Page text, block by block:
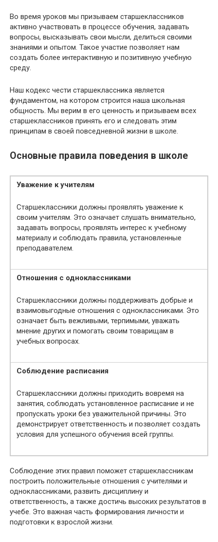
Во время уроков мы призываем старшеклассников
активно участвовать в процессе обучения, задавать
вопросы, высказывать свои мысли, делиться своими
знаниями и опытом. Такое участие позволяет нам
создать более интерактивную и позитивную учебную
среду.
Наш кодекс чести старшеклассника является
фундаментом, на котором строится наша школьная
общность. Мы верим в его ценность и призываем всех
старшеклассников принять его и следовать этим
принципам в своей повседневной жизни в школе.
Основные правила поведения в школе
Уважение к учителям
Старшеклассники должны проявлять уважение к
своим учителям. Это означает слушать внимательно,
задавать вопросы, проявлять интерес к учебному
материалу и соблюдать правила, установленные
преподавателем.
Отношения с одноклассниками
Старшеклассники должны поддерживать добрые и
взаимовыгодные отношения с одноклассниками. Это
означает быть вежливыми, терпимыми, уважать
мнение других и помогать своим товарищам в
учебных вопросах.
Соблюдение расписания
Старшеклассники должны приходить вовремя на
занятия, соблюдать установленное расписание и не
пропускать уроки без уважительной причины. Это
демонстрирует ответственность и позволяет создать
условия для успешного обучения всей группы.
Соблюдение этих правил поможет старшеклассникам
построить положительные отношения с учителями и
одноклассниками, развить дисциплину и
ответственность, а также достичь высоких результатов в
учебе. Это важная часть формирования личности и
подготовки к взрослой жизни.